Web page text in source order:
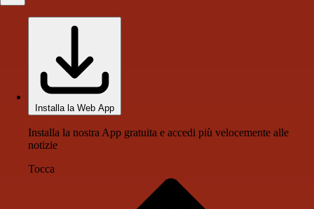
Installa la Web App
Installa la nostra App gratuita e accedi più velocemente alle
notizie
Tocca